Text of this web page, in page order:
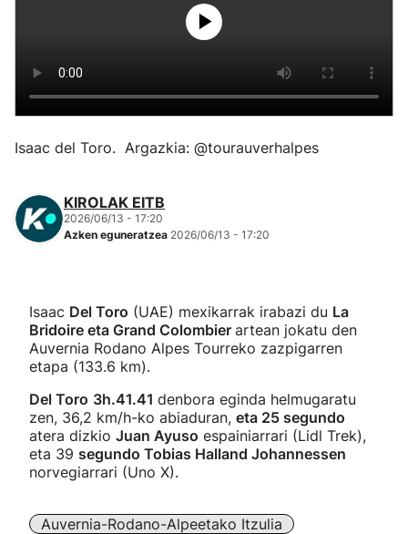
Eskubaloia
Mendi-lasterketak
"Helmuga"
Isaac del Toro. Argazkia: @tourauverhalpes
KIROLAK EITB
2026/06/13 - 17:20
Azken eguneratzea 2026/06/13 - 17:20
Isaac Del Toro (UAE) mexikarrak irabazi du La
Bridoire eta Grand Colombier artean jokatu den
Auvernia Rodano Alpes Tourreko zazpigarren
etapa (133.6 km).
Del Toro 3h.41.41 denbora eginda helmugaratu
zen, 36,2 km/h-ko abiaduran, eta 25 segundo
atera dizkio Juan Ayuso espainiarrari (Lidl Trek),
eta 39 segundo Tobias Halland Johannessen
norvegiarrari (Uno X).
Auvernia-Rodano-Alpeetako Itzulia